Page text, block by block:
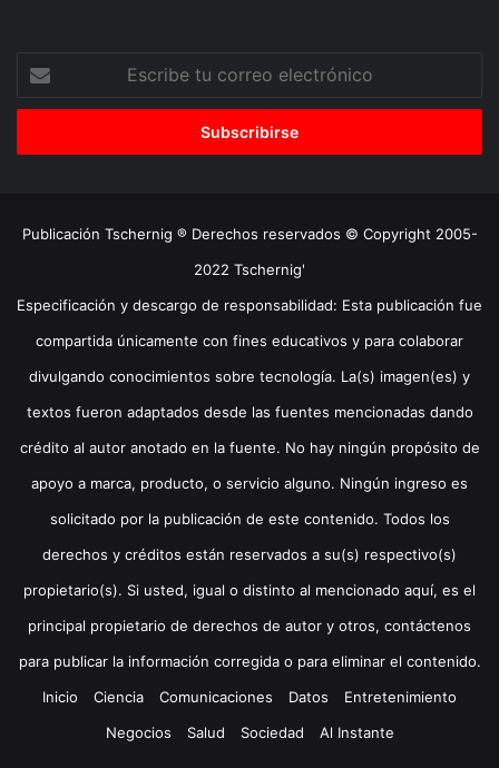
correo
Publicación Tschernig ® Derechos reservados © Copyright 2005-
2022 Tschernig'
Especificación y descargo de responsabilidad: Esta publicación fue
compartida únicamente con fines educativos y para colaborar
divulgando conocimientos sobre tecnología. La(s) imagen(es) y
textos fueron adaptados desde las fuentes mencionadas dando
crédito al autor anotado en la fuente. No hay ningún propósito de
apoyo a marca, producto, o servicio alguno. Ningún ingreso es
solicitado por la publicación de este contenido. Todos los
derechos y créditos están reservados a su(s) respectivo(s)
propietario(s). Si usted, igual o distinto al mencionado aquí, es el
principal propietario de derechos de autor y otros, contáctenos
para publicar la información corregida o para eliminar el contenido.
Inicio
Ciencia Comunicaciones Datos
Entretenimiento
Negocios
Salud Sociedad Al Instante